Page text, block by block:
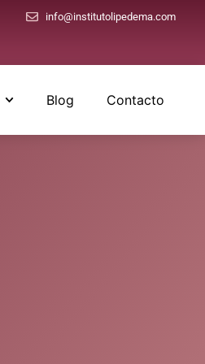
info@institutolipedema.com
Blog Contacto